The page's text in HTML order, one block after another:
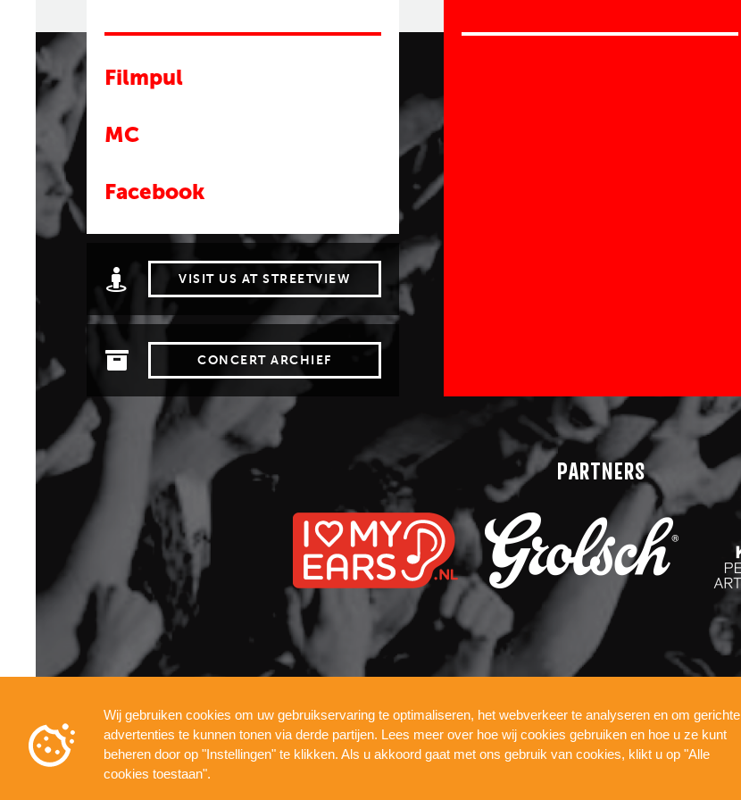
Filmpul
MC
Facebook
VISIT US AT STREETVIEW
CONCERT ARCHIEF
PARTNERS
INFO PRESSKIT TECHNICAL PRIVACY COOKIES
WERKEN BIJ
DE PUL
Wij gebruiken cookies om uw gebruikservaring te optimaliseren, het webverkeer te analyseren en om gerichte
advertenties te kunnen tonen via derde partijen. Lees meer over hoe wij cookies gebruiken en hoe u ze kunt
beheren door op "Instellingen" te klikken. Als u akkoord gaat met ons gebruik van cookies, klikt u op "Alle
cookies toestaan".